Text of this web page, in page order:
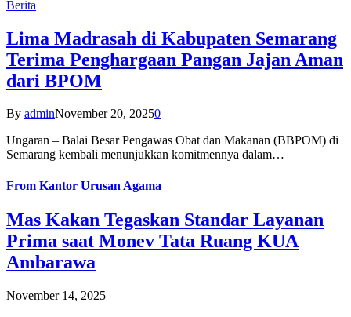
Berita
Lima Madrasah di Kabupaten Semarang
Terima Penghargaan Pangan Jajan Aman
dari BPOM
By adminNovember 20, 20250
Ungaran – Balai Besar Pengawas Obat dan Makanan (BBPOM) di
Semarang kembali menunjukkan komitmennya dalam…
From Kantor Urusan Agama
Mas Kakan Tegaskan Standar Layanan
Prima saat Monev Tata Ruang KUA
Ambarawa
November 14, 2025